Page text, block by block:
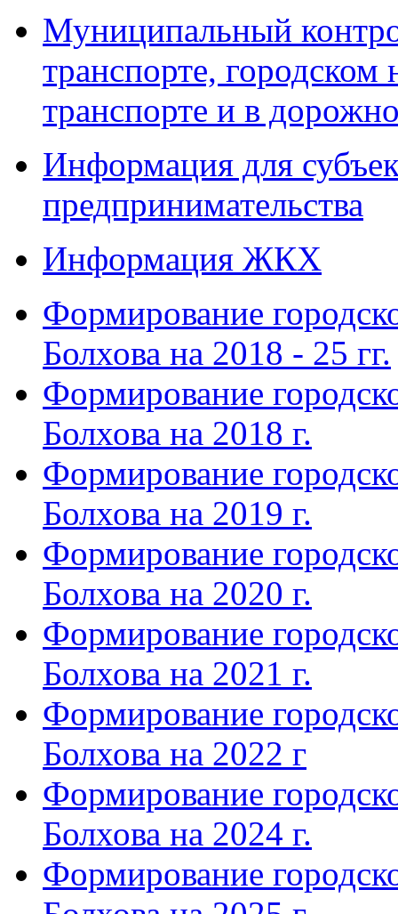
Муниципальный
транспорте, городском
транспорте и в
Информация для
предпринимательства
Информация ЖКХ
Формирование
Болхова на 2018 - 25 гг.
Формирование
Болхова на 2018 г.
Формирование
Болхова на 2019 г.
Формирование
Болхова на 2020 г.
Формирование
Болхова на 2021 г.
Формирование
Болхова на 2022 г
Формирование
Болхова на 2024 г.
Формирование